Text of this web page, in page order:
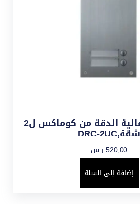
كاميرا بوابة عالية الدقة من كوماكس ل2
شقة,DRC-2UC
520,00 ر.س
إضافة إلى السلة